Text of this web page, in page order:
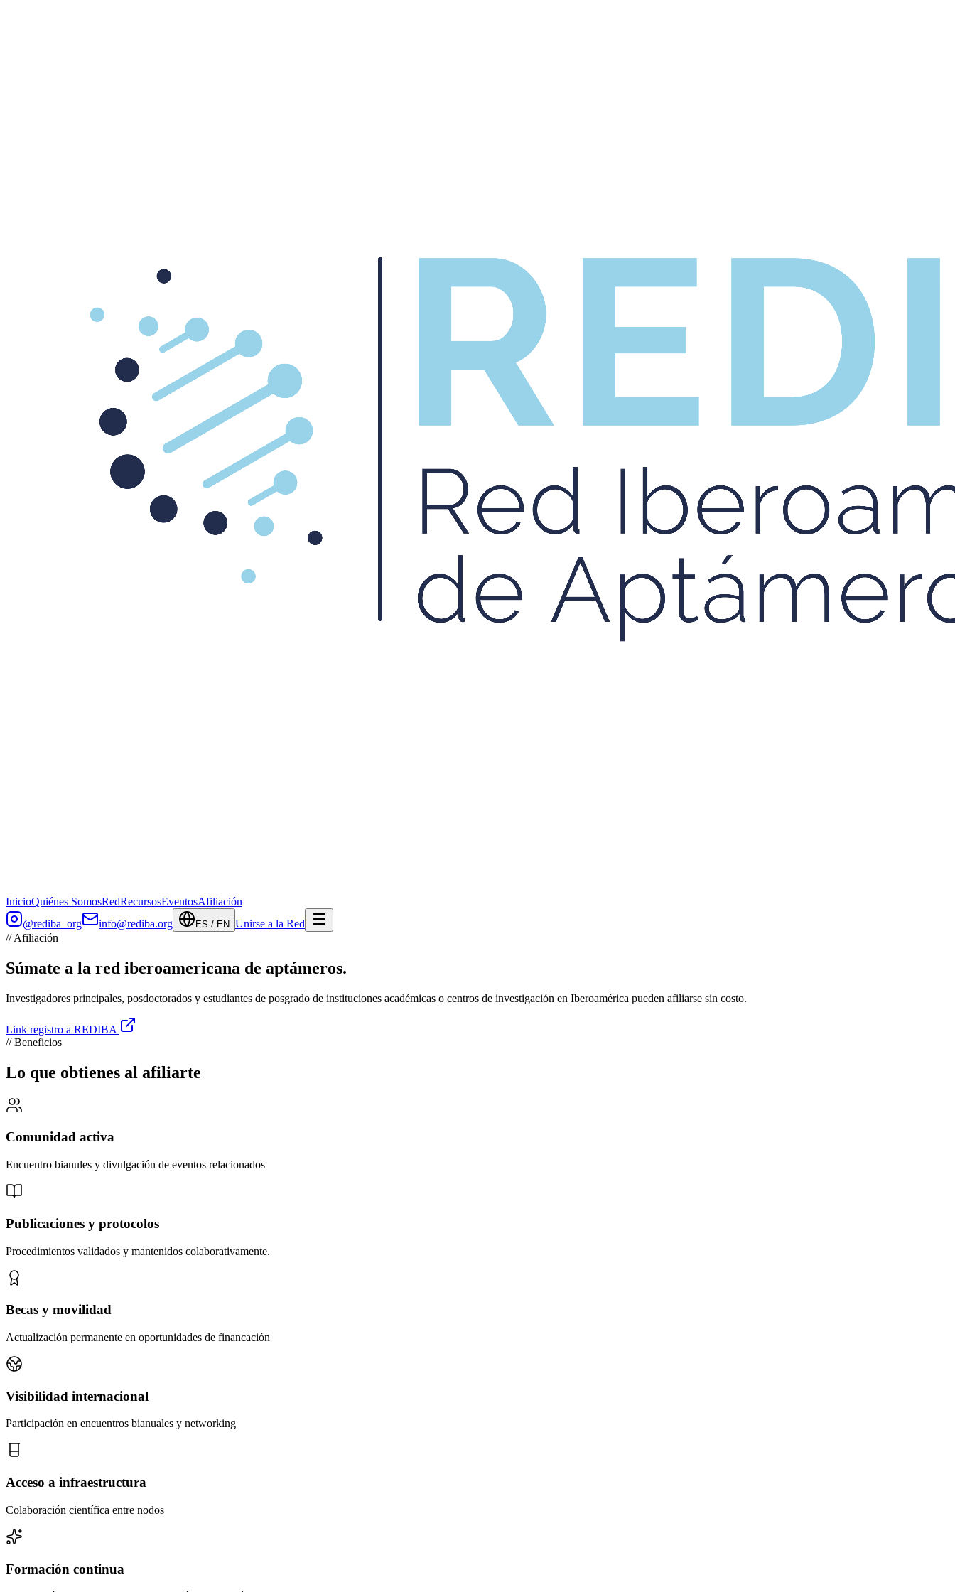
InicioQuiénes SomosRedRecursosEventosAfiliación
@rediba_org
info@rediba.org ES / EN Unirse a la Red
//Afiliación
Súmate a la red iberoamericana de aptámeros.
Investigadores principales, posdoctorados y estudiantes de posgrado de instituciones académicas o centros de investigación en Iberoamérica pueden afiliarse sin costo.
Link registro a REDIBA
//Beneficios
Lo que obtienes al afiliarte
Comunidad activa
Encuentro bianules y divulgación de eventos relacionados
Publicaciones y protocolos
Procedimientos validados y mantenidos colaborativamente.
Becas y movilidad
Actualización permanente en oportunidades de financación
Visibilidad internacional
Participación en encuentros bianuales y networking
Acceso a infraestructura
Colaboración científica entre nodos
Formación continua